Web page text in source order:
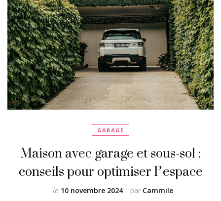
GARAGE
Maison avec garage et sous-sol :
conseils pour optimiser l’espace
par Cammile
le 10 novembre 2024